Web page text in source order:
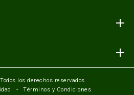
Cruz, Bolivia
los derechos reservados.
Términos y Condiciones